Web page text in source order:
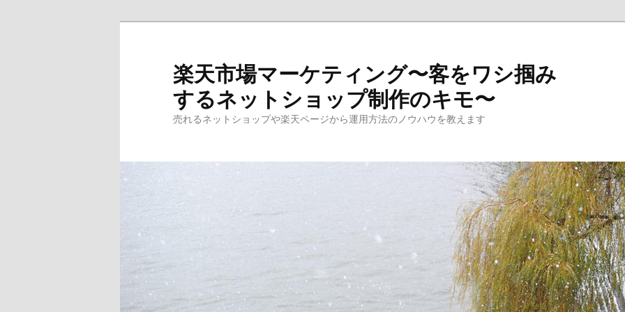
楽天市場マーケティング〜客をワシ掴み
するネットショップ制作のキモ〜
売れるネットショップや楽天ページから運用方法のノウハウを教えます